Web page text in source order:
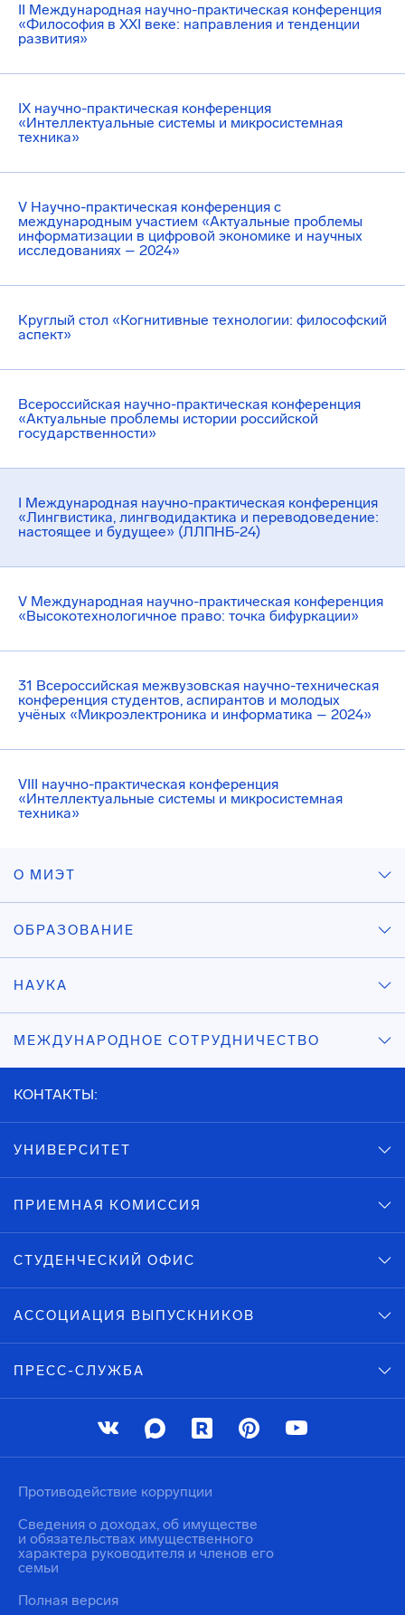
II Международная научно-практическая конференция
«Философия в XXI веке: направления и тенденции
развития»
IX научно-практическая конференция
«Интеллектуальные системы и микросистемная
техника»
V Научно-практическая конференция с
международным участием «Актуальные проблемы
информатизации в цифровой экономике и научных
исследованиях – 2024»
Круглый стол «Когнитивные технологии: философский
аспект»
Всероссийская научно-практическая конференция
«Актуальные проблемы истории российской
государственности»
I Международная научно-практическая конференция
«Лингвистика, лингводидактика и переводоведение:
настоящее и будущее» (ЛЛПНБ-24)
V Международная научно-практическая конференция
«Высокотехнологичное право: точка бифуркации»
31 Всероссийская межвузовская научно-техническая
конференция студентов, аспирантов и молодых
учёных «Микроэлектроника и информатика – 2024»
VIII научно-практическая конференция
«Интеллектуальные системы и микросистемная
техника»
О МИЭТ
ОБРАЗОВАНИЕ
НАУКА
МЕЖДУНАРОДНОЕ СОТРУДНИЧЕСТВО
КОНТАКТЫ:
УНИВЕРСИТЕТ
ПРИЕМНАЯ КОМИССИЯ
СТУДЕНЧЕСКИЙ ОФИС
АССОЦИАЦИЯ ВЫПУСКНИКОВ
ПРЕСС-СЛУЖБА
Противодействие коррупции
Сведения о доходах, об имуществе
и обязательствах имущественного
характера руководителя и членов его
семьи
Полная версия